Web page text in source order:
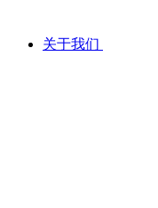
关于我们